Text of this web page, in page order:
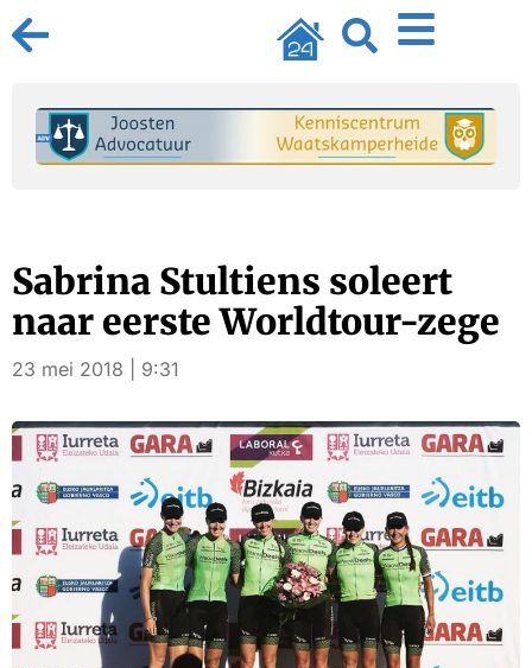
Sabrina Stultiens soleert
naar eerste Worldtour-zege
23 mei 2018 | 9:31